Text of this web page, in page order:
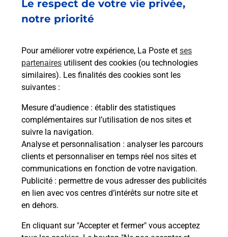
Le respect de votre vie privée,
notre priorité
Pour améliorer votre expérience, La Poste et ses
partenaires utilisent des cookies (ou technologies
similaires). Les finalités des cookies sont les
suivantes :
Mesure d’audience : établir des statistiques
complémentaires sur l’utilisation de nos sites et
suivre la navigation.
Analyse et personnalisation : analyser les parcours
clients et personnaliser en temps réel nos sites et
communications en fonction de votre navigation.
Publicité : permettre de vous adresser des publicités
en lien avec vos centres d’intérêts sur notre site et
en dehors.
En cliquant sur "Accepter et fermer" vous acceptez
Questions fréquemment
posées
La téléassistance classique avec
médaillon d’alarme qu’est ce que
c’est ?
Comment fonctionne la
téléassistance classique ?
Comment est installée la
téléassistance classique ?